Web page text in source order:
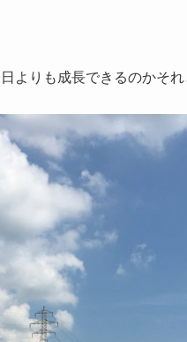
よりも成長できるのかそ